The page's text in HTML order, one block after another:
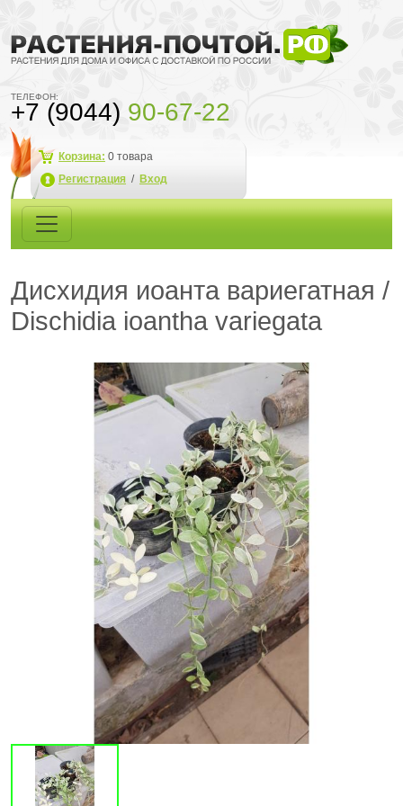
ТЕЛЕФОН:
+7 (9044) 90-67-22
Корзина: 0 товара
Регистрация / Вход
Дисхидия иоанта вариегатная /
Dischidia ioantha variegata